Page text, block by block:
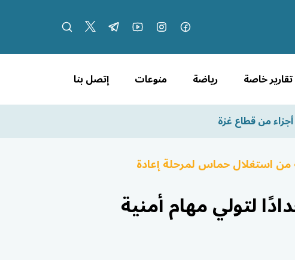
تقارير خاصة رياضة منوعات إتصل بنا
من قطاع غزة
استغلال حماس لمرحلة إعادة
لتولي مهام أمنية